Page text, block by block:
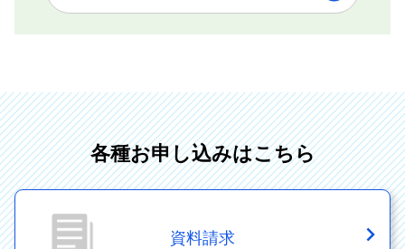
各種お申し込みはこちら
資料請求